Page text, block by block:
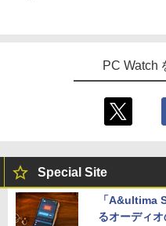
ん1000
￥5,478
PC Watch
Special Site
「A&ultima
るオーディ